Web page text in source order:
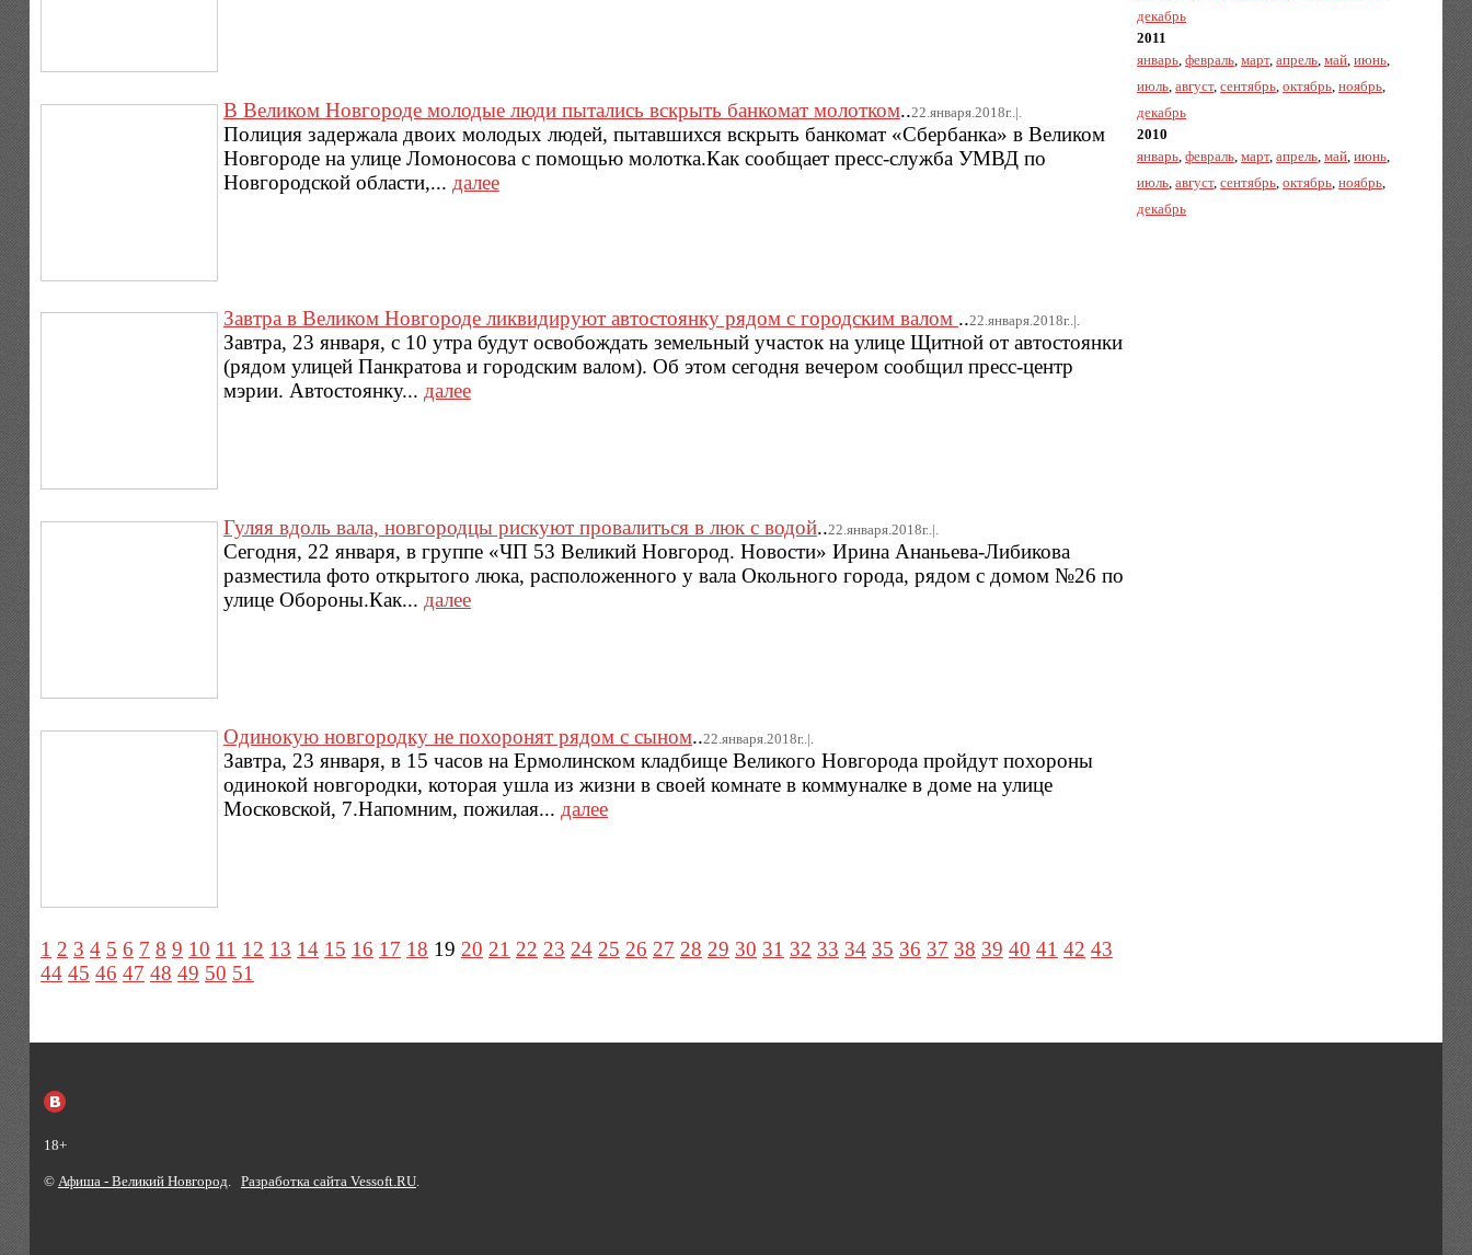
В Великом Новгороде молодые люди пытались вскрыть банкомат молотком..22.января.2018г..|.
Полиция задержала двоих молодых людей, пытавшихся вскрыть банкомат «Сбербанка» в Великом
Новгороде на улице Ломоносова с помощью молотка.Как сообщает пресс-служба УМВД по
Новгородской области,... далее
Завтра в Великом Новгороде ликвидируют автостоянку рядом с городским валом ..22.января.2018г..|.
Завтра, 23 января, с 10 утра будут освобождать земельный участок на улице Щитной от автостоянки
(рядом улицей Панкратова и городским валом). Об этом сегодня вечером сообщил пресс-центр
мэрии. Автостоянку... далее
Гуляя вдоль вала, новгородцы рискуют провалиться в люк с водой..22.января.2018г..|.
Сегодня, 22 января, в группе «ЧП 53 Великий Новгород. Новости» Ирина Ананьева-Либикова
разместила фото открытого люка, расположенного у вала Окольного города, рядом с домом №26 по
улице Обороны.Как... далее
Одинокую новгородку не похоронят рядом с сыном..22.января.2018г..|.
Завтра, 23 января, в 15 часов на Ермолинском кладбище Великого Новгорода пройдут похороны
одинокой новгородки, которая ушла из жизни в своей комнате в коммуналке в доме на улице
Московской, 7.Напомним, пожилая... далее
1 2 3 4 5 6 7 8 9 10 11 12 13 14 15 16 17 18 19 20 21 22 23 24 25 26 27 28 29 30 31 32 33 34 35 36 37 38 39 40 41 42 43
44 45 46 47 48 49 50 51
декабрь
2011
январь,февраль,март,апрель,май,июнь,
июль,август,сентябрь,октябрь,ноябрь,
декабрь
2010
январь,февраль,март,апрель,май,июнь,
июль,август,сентябрь,октябрь,ноябрь,
декабрь
18+
© Афиша - Великий Новгород. Разработка сайта Vessoft.RU.